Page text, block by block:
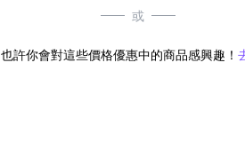
或
也許你會對這些價格優惠中的商品感興趣！